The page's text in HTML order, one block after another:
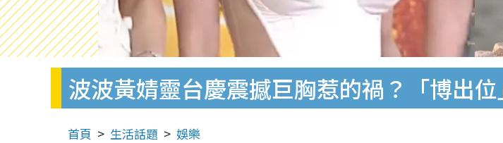
波波黃婧靈台慶震撼巨胸惹的禍？「博出
首頁 生活話題 娛樂